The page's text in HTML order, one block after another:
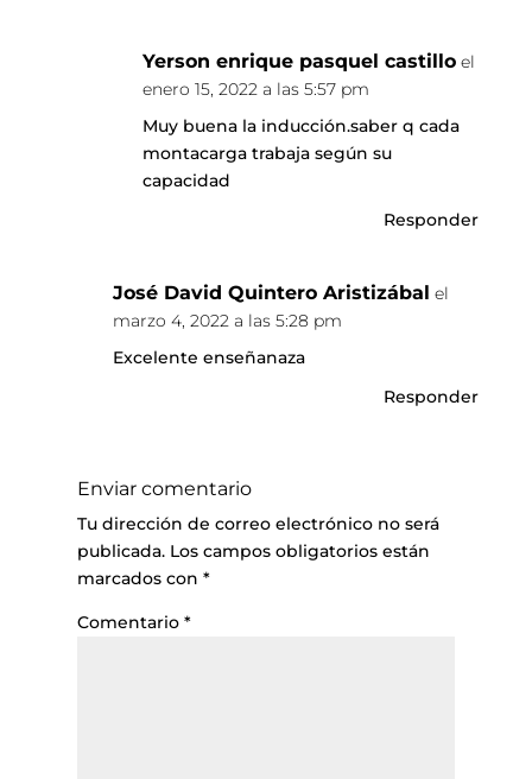
Yerson enrique pasquel castillo el
enero 15, 2022 a las 5:57 pm
Muy buena la inducción.saber q cada
montacarga trabaja según su
capacidad
Responder
José David Quintero Aristizábal el
marzo 4, 2022 a las 5:28 pm
Excelente enseñanaza
Responder
Enviar comentario
Tu dirección de correo electrónico no será
publicada. Los campos obligatorios están
marcados con *
Comentario *